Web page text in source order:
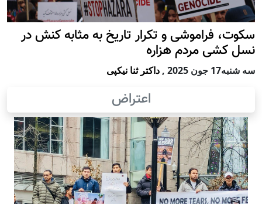
سکوت، فراموشی و تکرار تاريخ به مثابه کنش در
نسل کشی مردم هزاره
سه شنبه17 جون 2025 , داکتر ثنا نیکپی
اعتراض